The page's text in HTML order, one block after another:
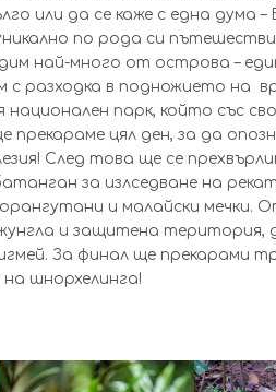
или да се каже с една дума –
по рода си
най-много от острова –
с разходка в подножието на
национален парк, който със
прекараме цял ден, за да
След това ще се
за излседване на
и малайски мечки.
и защитена територия,
За финал ще прекарами
шнорхелинга!